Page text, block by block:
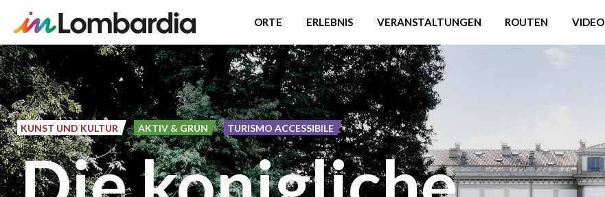
Direkt
zum
Inhalt
ORTE ERLEBNIS VERANSTALTUNGEN ROUTEN VIDEO
KUNST UND KULTUR AKTIV & GRÜN TURISMO ACCESSIBILE